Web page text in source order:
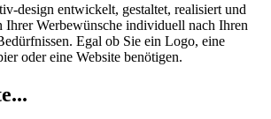
design entwickelt, gestaltet, realisiert und
Ihrer Werbewünsche individuell nach Ihren
Egal ob Sie ein Logo, eine
oder eine Website benötigen.